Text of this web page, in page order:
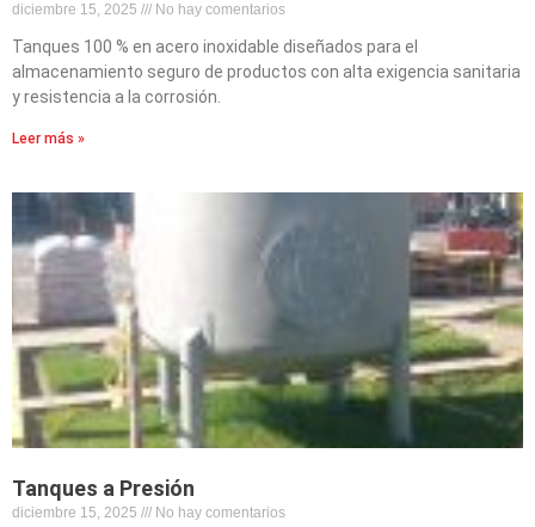
diciembre 15, 2025 No hay comentarios
Tanques 100 % en acero inoxidable diseñados para el
almacenamiento seguro de productos con alta exigencia sanitaria
y resistencia a la corrosión.
Leer más »
Tanques a Presión
diciembre 15, 2025 No hay comentarios